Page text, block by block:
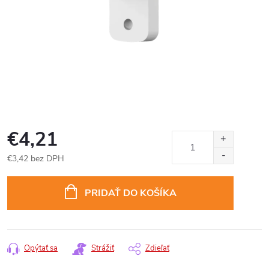
€4,21
€3,42 bez DPH
PRIDAŤ DO KOŠÍKA
Opýtať sa Strážiť Zdieľať